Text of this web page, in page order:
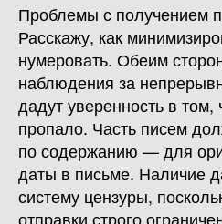
Проблемы с получением
Расскажу, как
нумеровать. Обеим
наблюдения за
дадут уверенность в том,
пропало. Часть писем
по содержанию — для
даты в письме. Наличие
систему цензуры,
отправки строго